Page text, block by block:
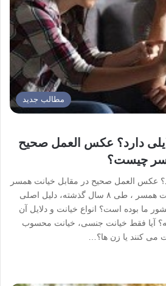
مطالب جدید
دارد؟ عکس العمل صحیح
چیست؟
عکس العمل صحیح در مقابل خیانت همسر
چیست؟ آیا می دانستید خیانت همسر ، طی ۸ سال گذشته، دلیل اصلی
کشور ما بوده است؟ انواع خیانت و دلایل آن
آیا فقط خیانت جنسی، خیانت محسوب
می کنند یا زن ها؟…